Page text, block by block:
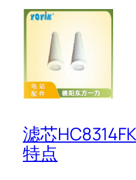
滤芯
特点